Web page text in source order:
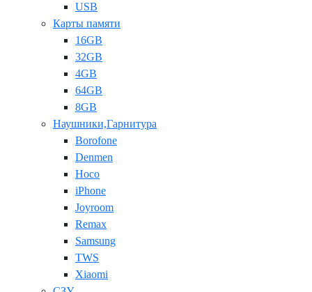
USB
Карты памяти
16GB
32GB
4GB
64GB
8GB
Наушники,Гарнитура
Borofone
Denmen
Hoco
iPhone
Joyroom
Remax
Samsung
TWS
Xiaomi